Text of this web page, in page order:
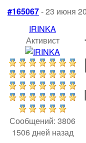
#165067- 23 июня
IRINKA
Активист
Сообщений: 3806
1506 дней назад